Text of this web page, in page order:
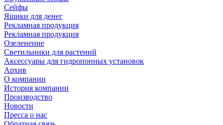
Сейфы
Ящики для денег
Рекламная продукция
Рекламная продукция
Озеленение
Светильники для растений
Аксессуары для гидропонных установок
Архив
О компании
История компании
Производство
Новости
Пресса о нас